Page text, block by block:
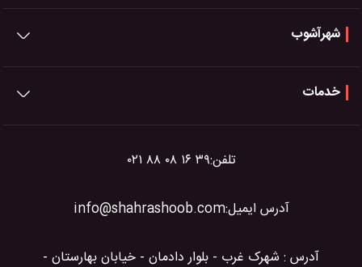
تلفن:۰۲۱ ۸۸ ۰۸ ۱۶ ۳۹
آدرس ایمیل:info@shahrashoob.com
آدرس : شهرک غرب - بلوار دادمان - خیابان بهارستان -
شهرآشوب
خدمات